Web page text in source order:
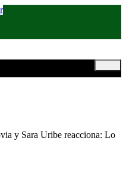
y Sara Uribe reacciona: Lo